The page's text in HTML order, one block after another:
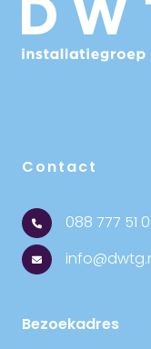
Contact
088 777 51
Bezoekadres